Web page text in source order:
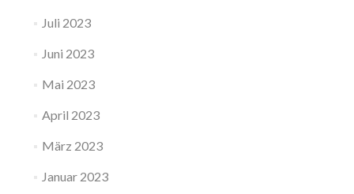
Juli 2023
Juni 2023
Mai 2023
April 2023
März 2023
Januar 2023